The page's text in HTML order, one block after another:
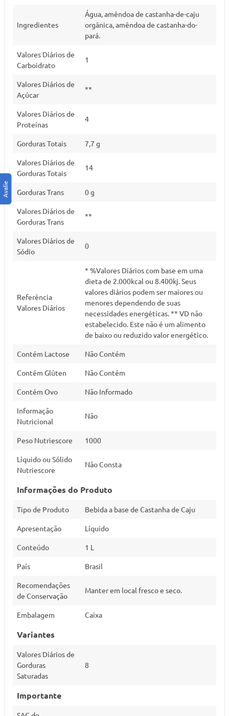
Ingredientes
Água, amêndoa de castanha-de-caju
orgânica, amêndoa de castanha-do-
pará.
Valores Diários de
Carboidrato
1
Valores Diários de
Açúcar
**
Valores Diários de
Proteínas
4
Gorduras Totais 7,7 g
Valores Diários de
Gorduras Totais
14
Gorduras Trans 0 g
Valores Diários de
Gorduras Trans
**
Valores Diários de
Sódio
0
Referência
Valores Diários
* %Valores Diários com base em uma
dieta de 2.000kcal ou 8.400kj. Seus
valores diários podem ser maiores ou
menores dependendo de suas
necessidades energéticas. ** VD não
estabelecido. Este não é um alimento
de baixo ou reduzido valor energético.
Contém Lactose Não Contém
Contém Glúten Não Contém
Contém Ovo Não Informado
Informação
Nutricional
Não
Peso Nutriescore 1000
Líquido ou Sólido
Nutriescore
Não Consta
Informações do Produto
Tipo de Produto Bebida a base de Castanha de Caju
Apresentação Líquido
Conteúdo 1 L
País Brasil
Recomendações
de Conservação
Manter em local fresco e seco.
Embalagem Caixa
Variantes
Valores Diários de
Gorduras
Saturadas
8
Importante